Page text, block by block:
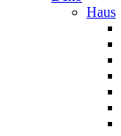
Haus